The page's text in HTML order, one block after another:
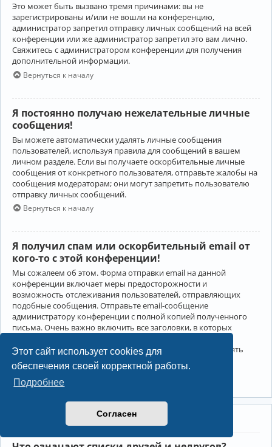
Этот сайт использует cookies для
обеспечения своей корректной работы.
Подробнее
Согласен
Это может быть вызвано тремя причинами: вы не
зарегистрированы и/или не вошли на конференцию,
администратор запретил отправку личных сообщений на всей
конференции или же администратор запретил это вам лично.
Свяжитесь с администратором конференции для получения
дополнительной информации.
Вернуться к началу
Я постоянно получаю нежелательные личные
сообщения!
Вы можете автоматически удалять личные сообщения
пользователей, используя правила для сообщений в вашем
личном разделе. Если вы получаете оскорбительные личные
сообщения от конкретного пользователя, отправьте жалобы на
сообщения модераторам; они могут запретить пользователю
отправку личных сообщений.
Вернуться к началу
Я получил спам или оскорбительный email от
кого-то с этой конференции!
Мы сожалеем об этом. Форма отправки email на данной
конференции включает меры предосторожности и
возможность отслеживания пользователей, отправляющих
подобные сообщения. Отправьте email-сообщение
администратору конференции с полной копией полученного
письма. Очень важно включить все заголовки, в которых
Администратор конференции сможет в этом случае принять
меры.
Друзья и недруги